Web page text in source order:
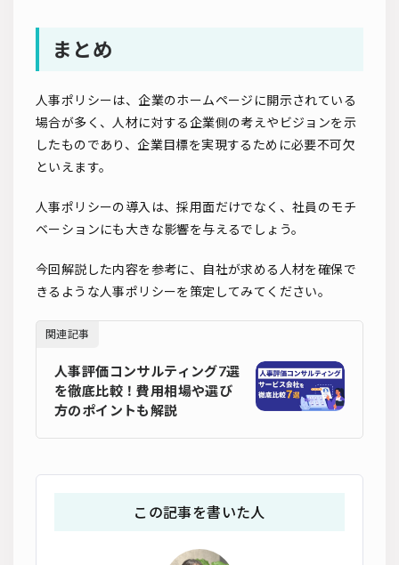
まとめ
人事ポリシーは、企業のホームページに開示されている
場合が多く、人材に対する企業側の考えやビジョンを示
したものであり、企業目標を実現するために必要不可欠
といえます。
人事ポリシーの導入は、採用面だけでなく、社員のモチ
ベーションにも大きな影響を与えるでしょう。
今回解説した内容を参考に、自社が求める人材を確保で
きるような人事ポリシーを策定してみてください。
関連記事
人事評価コンサルティング7選
を徹底比較！費用相場や選び
方のポイントも解説
この記事を書いた人